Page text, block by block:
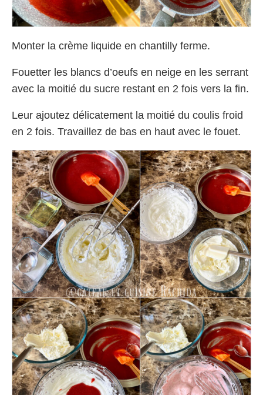
Monter la crème liquide en chantilly ferme.
Fouetter les blancs d’oeufs en neige en les serrant
avec la moitié du sucre restant en 2 fois vers la fin.
Leur ajoutez délicatement la moitié du coulis froid
en 2 fois. Travaillez de bas en haut avec le fouet.